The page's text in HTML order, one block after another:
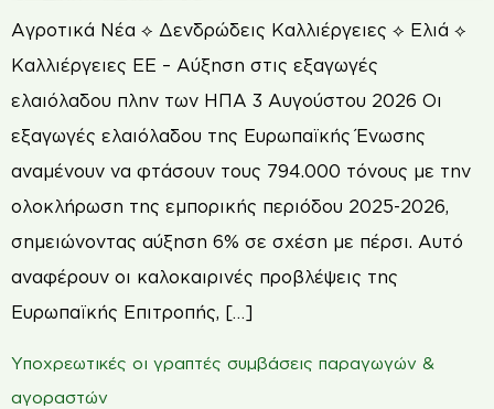
Αγροτικά Νέα ⟡ Δενδρώδεις Καλλιέργειες ⟡ Ελιά ⟡
Καλλιέργειες ΕΕ – Αύξηση στις εξαγωγές
ελαιόλαδου πλην των ΗΠΑ 3 Αυγούστου 2026 Οι
εξαγωγές ελαιόλαδου της Ευρωπαϊκής Ένωσης
αναμένουν να φτάσουν τους 794.000 τόνους με την
ολοκλήρωση της εμπορικής περιόδου 2025-2026,
σημειώνοντας αύξηση 6% σε σχέση με πέρσι. Αυτό
αναφέρουν οι καλοκαιρινές προβλέψεις της
Ευρωπαϊκής Επιτροπής, […]
Υποχρεωτικές οι γραπτές συμβάσεις παραγωγών &
αγοραστών